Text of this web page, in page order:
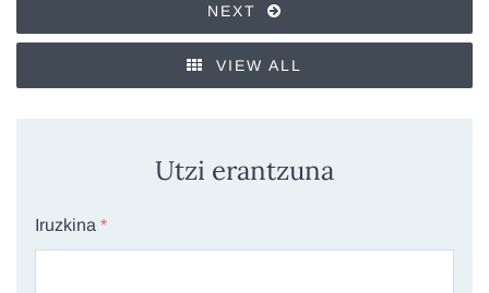
NEXT
VIEW ALL
Utzi erantzuna
Iruzkina *